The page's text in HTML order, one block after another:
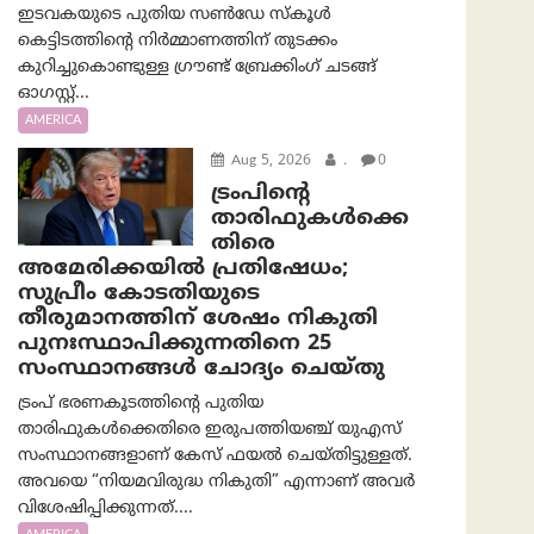
ഇടവകയുടെ പുതിയ സൺഡേ സ്കൂൾ
കെട്ടിടത്തിന്റെ നിർമ്മാണത്തിന് തുടക്കം
കുറിച്ചുകൊണ്ടുള്ള ഗ്രൗണ്ട് ബ്രേക്കിംഗ് ചടങ്ങ്
ഓഗസ്റ്റ്...
AMERICA
Aug 5, 2026 . 0
ട്രംപിന്റെ
താരിഫുകൾക്കെ
തിരെ
അമേരിക്കയില്‍ പ്രതിഷേധം;
സുപ്രീം കോടതിയുടെ
തീരുമാനത്തിന് ശേഷം നികുതി
പുനഃസ്ഥാപിക്കുന്നതിനെ 25
സംസ്ഥാനങ്ങൾ ചോദ്യം ചെയ്തു
ട്രംപ് ഭരണകൂടത്തിന്റെ പുതിയ
താരിഫുകൾക്കെതിരെ ഇരുപത്തിയഞ്ച് യുഎസ്
സംസ്ഥാനങ്ങളാണ് കേസ് ഫയൽ ചെയ്തിട്ടുള്ളത്.
അവയെ “നിയമവിരുദ്ധ നികുതി” എന്നാണ് അവര്‍
വിശേഷിപ്പിക്കുന്നത്....